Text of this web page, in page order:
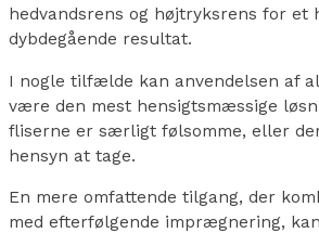
hedvandsrens og højtryksrens for et
dybdegående resultat.
I nogle tilfælde kan anvendelsen af
være den mest hensigtsmæssige
fliserne er særligt følsomme, eller
hensyn at tage.
En mere omfattende tilgang, der
med efterfølgende imprægnering,